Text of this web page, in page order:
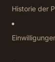
Historie der